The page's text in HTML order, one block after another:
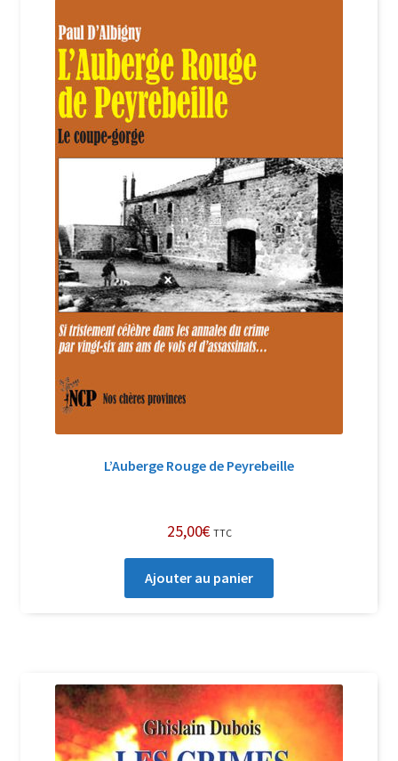
L’Auberge Rouge de Peyrebeille
25,00€ TTC
Ajouter au panier